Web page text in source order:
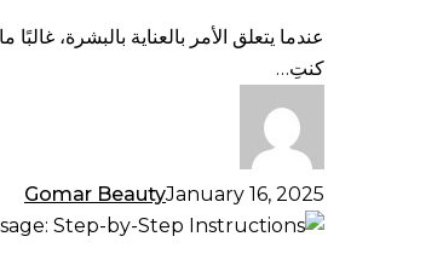
الفرق
ولماذا
كلاهما
ضروري
عندما يتعلق الأمر بالعناية بالبشرة،
كنتِ…
Gomar BeautyJanuary 16, 2025
كيفية